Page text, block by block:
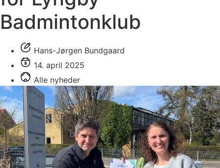
Badmintonklub
Hans-Jørgen Bundgaard
14. april 2025
Alle nyheder